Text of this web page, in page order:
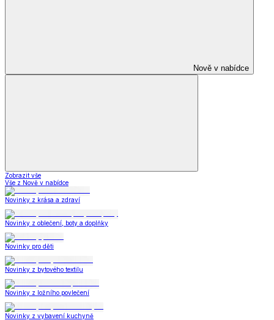
Nově v nabídce
Zobrazit vše
Vše z Nově v nabídce
Novinky z krása a zdraví
Novinky z oblečení, boty a doplňky
Novinky pro děti
Novinky z bytového textilu
Novinky z ložního povlečení
Novinky z vybavení kuchyně